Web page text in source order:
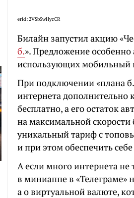
erid: 2VSb5wHycCR
Билайн запустил акцию
б.». Предложение
использующих мобильный
При подключении «плана
интернета дополнительно
бесплатно, а его остаток
на максимальной
уникальный тариф с
и при этом обеспечить
А если много интернета
в миниаппе в «Телеграме»
а о виртуальной валюте,